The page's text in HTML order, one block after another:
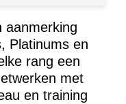
aanmerking
Platinums en
rang een
met
en training